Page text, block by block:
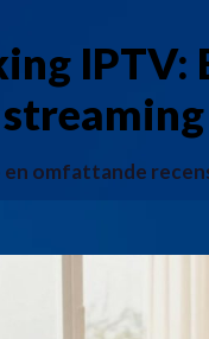
IPTV:
en omfattande